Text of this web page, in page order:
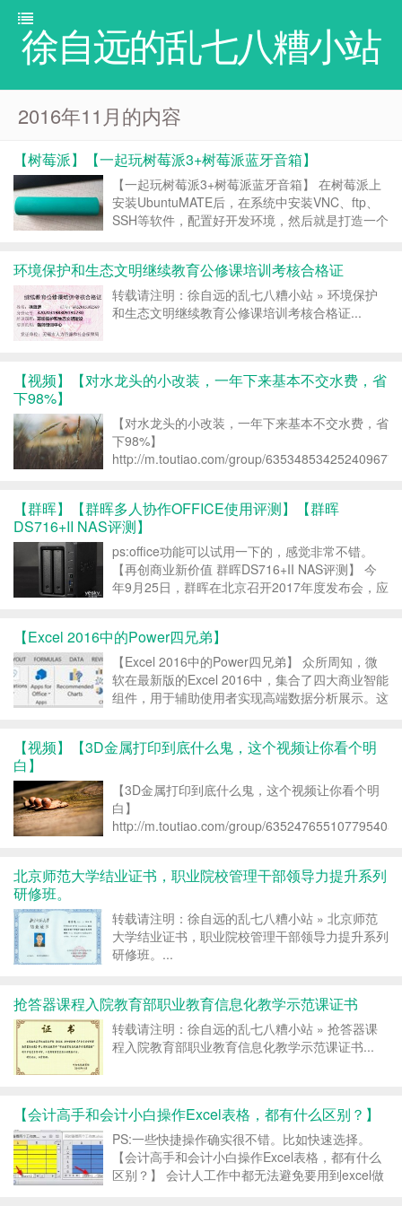
徐自远的乱七八糟小站
2016年11月的内容
【树莓派】【一起玩树莓派3+树莓派蓝牙音箱】
【一起玩树莓派3+树莓派蓝牙音箱】 在树莓派上
安装UbuntuMATE后，在系统中安装VNC、ftp、
SSH等软件，配置好开发环境，然后就是打造一个
系统中，蓝牙功能不是很稳定，B...
环境保护和生态文明继续教育公修课培训考核合格证
转载请注明：徐自远的乱七八糟小站 » 环境保护
和生态文明继续教育公修课培训考核合格证...
【视频】【对水龙头的小改装，一年下来基本不交水费，省
下98%】
【对水龙头的小改装，一年下来基本不交水费，省
下98%】
http://m.toutiao.com/group/
【群晖】【群晖多人协作OFFICE使用评测】【群晖
DS716+II NAS评测】
ps:office功能可以试用一下的，感觉非常不错。
【再创商业新价值 群晖DS716+II NAS评测】 今
年9月25日，群晖在北京召开2017年度发布会，应
储”(Storage...
【Excel 2016中的Power四兄弟】
【Excel 2016中的Power四兄弟】 众所周知，微
软在最新版的Excel 2016中，集合了四大商业智能
组件，用于辅助使用者实现高端数据分析展示。这
【视频】【3D金属打印到底什么鬼，这个视频让你看个明
白】
【3D金属打印到底什么鬼，这个视频让你看个明
白】
http://m.toutiao.com/group/
北京师范大学结业证书，职业院校管理干部领导力提升系列
研修班。
转载请注明：徐自远的乱七八糟小站 » 北京师范
大学结业证书，职业院校管理干部领导力提升系列
研修班。...
抢答器课程入院教育部职业教育信息化教学示范课证书
转载请注明：徐自远的乱七八糟小站 » 抢答器课
程入院教育部职业教育信息化教学示范课证书...
【会计高手和会计小白操作Excel表格，都有什么区别？】
PS:一些快捷操作确实很不错。比如快速选择。
【会计高手和会计小白操作Excel表格，都有什么
区别？】 会计人工作中都无法避免要用到excel做